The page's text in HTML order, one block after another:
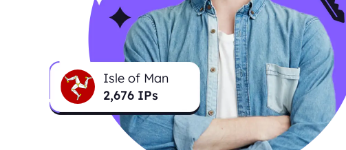
Isle of Man
2,684 IPs